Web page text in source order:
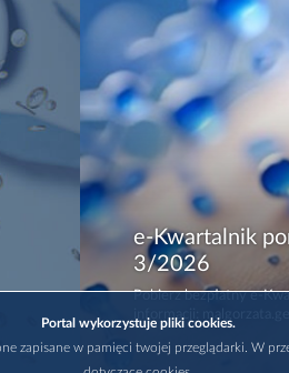
e-Kwartalnik
3/2026
Pobierz bezpłatny e-
informacji:
Portal wykorzystuje pliki cookies.
zapisane w pamięci twojej przeglądarki. W